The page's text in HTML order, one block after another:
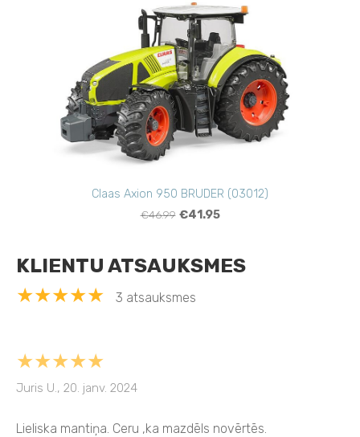
Claas Axion 950 BRUDER (03012)
€46.99 €41.95
KLIENTU ATSAUKSMES
★★★★★
3 atsauksmes
★★★★★
Juris U., 20. janv. 2024
Lieliska mantiņa. Ceru ,ka mazdēls novērtēs.